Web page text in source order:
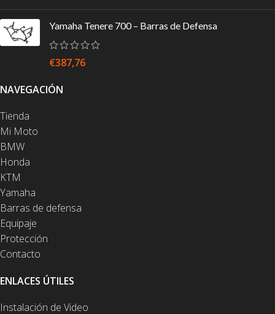
Yamaha Tenere 700 – Barras de Defensa
€387,76
NAVEGACIÓN
Tienda
Mi Moto
BMW
Honda
KTM
Yamaha
Barras de defensa
Equipaje
Protección
Contacto
ENLACES ÚTILES
Instalación de Video